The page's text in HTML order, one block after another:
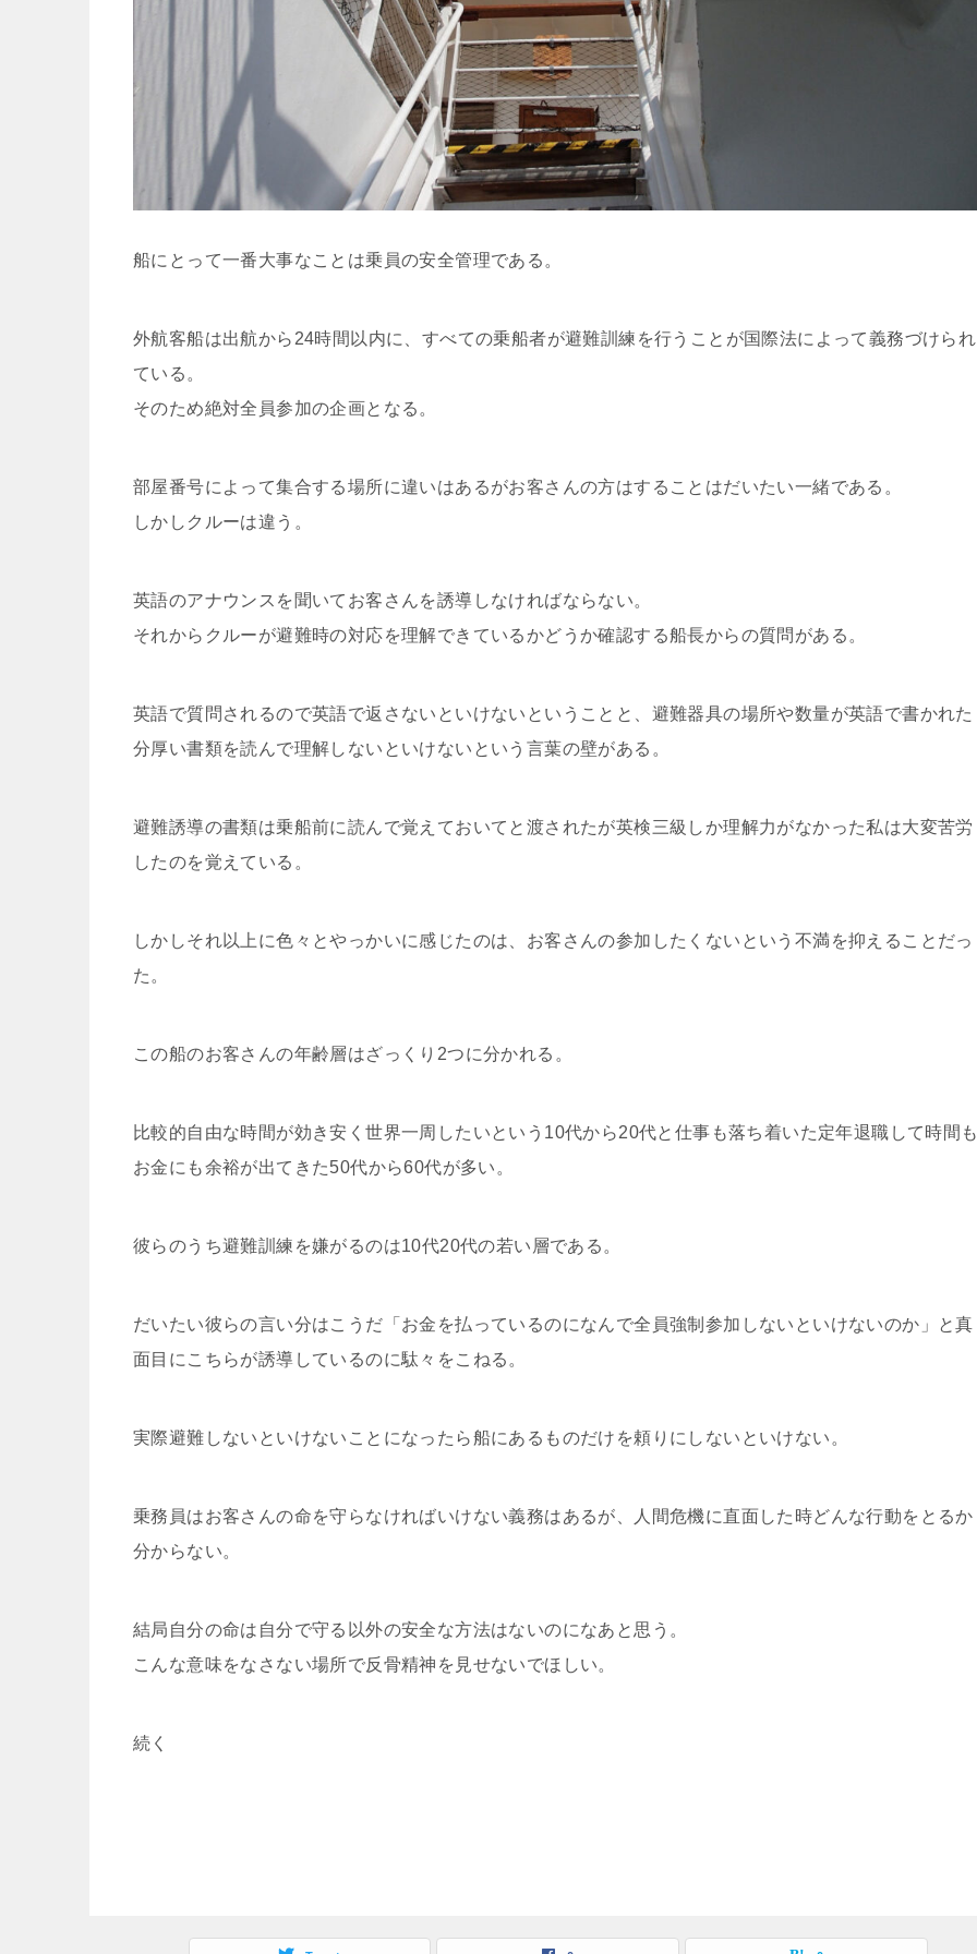
船にとって一番大事なことは乗員の安全管理である。
外航客船は出航から 24時間以内に、すべての乗船者が避難訓練を行うことが国際法によって義務づけられ
ている。
そのため絶対全員参加の企画となる。
部屋番号によって集合する場所に違いはあるがお客さんの方はすることはだいたい一緒である。
しかしクルーは違う。
英語のアナウンスを聞いてお客さんを誘導しなければならない。
それからクルーが避難時の対応を理解できているかどうか確認する船長からの質問がある。
英語で質問されるので英語で返さないといけないということと、避難器具の場所や数量が英語で書かれた
分厚い書類を読んで理解しないといけないという言葉の壁がある。
避難誘導の書類は乗船前に読んで覚えておいてと渡されたが英検三級しか理解力がなかった私は大変苦労
したのを覚えている。
しかしそれ以上に色々とやっかいに感じたのは、お客さんの参加したくないという不満を抑えることだっ
た。
この船のお客さんの年齢層はざっくり 2つに分かれる。
比較的自由な時間が効き安く世界一周したいという 10代から20代と仕事も落ち着いた定年退職して時間
お金にも余裕が出てきた50代から60代が多い。
彼らのうち避難訓練を嫌がるのは10代20代の若い層である。
だいたい彼らの言い分はこうだ「お金を払っているのになんで全員強制参加しないといけないのか」と真
面目にこちらが誘導しているのに駄々をこねる。
実際避難しないといけないことになったら船にあるものだけを頼りにしないといけない。
乗務員はお客さんの命を守らなければいけない義務はあるが、人間危機に直面した時どんな行動をとるか
分からない。
結局自分の命は自分で守る以外の安全な方法はないのになあと思う。
こんな意味をなさない場所で反骨精神を見せないでほしい。
続く